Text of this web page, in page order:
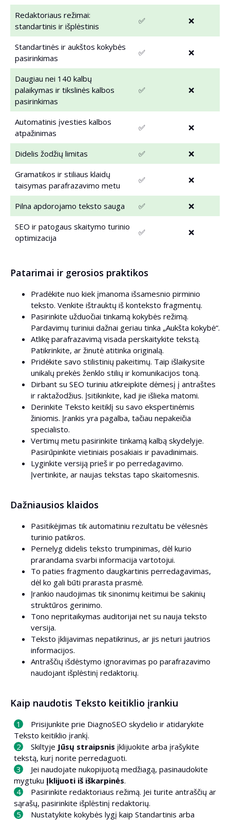
Redaktoriaus režimai:
standartinis ir išplėstinis
✅ ❌
Standartinės ir aukštos kokybės
pasirinkimas
✅ ❌
Daugiau nei 140 kalbų
palaikymas ir tikslinės kalbos
pasirinkimas
✅ ❌
Automatinis įvesties kalbos
atpažinimas
✅ ❌
Didelis žodžių limitas ✅
❌
Gramatikos ir stiliaus klaidų
taisymas parafrazavimo metu
✅ ❌
Pilna apdorojamo teksto sauga ✅
❌
SEO ir patogaus skaitymo turinio
optimizacija
✅ ❌
Patarimai ir gerosios praktikos
Pradėkite nuo kiek įmanoma išsamesnio pirminio
teksto. Venkite ištrauktų iš konteksto fragmentų.
Pasirinkite užduočiai tinkamą kokybės režimą.
Pardavimų turiniui dažnai geriau tinka „Aukšta kokybė“.
Atlikę parafrazavimą visada perskaitykite tekstą.
Patikrinkite, ar žinutė atitinka originalą.
Pridėkite savo stilistinių pakeitimų. Taip išlaikysite
unikalų prekės ženklo stilių ir komunikacijos toną.
Dirbant su SEO turiniu atkreipkite dėmesį į antraštes
ir raktažodžius. Įsitikinkite, kad jie išlieka matomi.
Derinkite Teksto keitiklį su savo ekspertinėmis
žiniomis. Įrankis yra pagalba, tačiau nepakeičia
specialisto.
Vertimų metu pasirinkite tinkamą kalbą skydelyje.
Pasirūpinkite vietiniais posakiais ir pavadinimais.
Lyginkite versiją prieš ir po perredagavimo.
Įvertinkite, ar naujas tekstas tapo skaitomesnis.
Dažniausios klaidos
Pasitikėjimas tik automatiniu rezultatu be vėlesnės
turinio patikros.
Pernelyg didelis teksto trumpinimas, dėl kurio
prarandama svarbi informacija vartotojui.
To paties fragmento daugkartinis perredagavimas,
dėl ko gali būti prarasta prasmė.
Įrankio naudojimas tik sinonimų keitimui be sakinių
struktūros gerinimo.
Tono nepritaikymas auditorijai net su nauja teksto
versija.
Teksto įklijavimas nepatikrinus, ar jis neturi jautrios
informacijos.
Antraščių išdėstymo ignoravimas po parafrazavimo
naudojant išplėstinį redaktorių.
Kaip naudotis Teksto keitiklio įrankiu
Prisijunkite prie DiagnoSEO skydelio ir atidarykite
Teksto keitiklio įrankį.
Skiltyje Jūsų straipsnis įklijuokite arba įrašykite
tekstą, kurį norite perredaguoti.
Jei naudojate nukopijuotą medžiagą, pasinaudokite
mygtuku Įklijuoti iš iškarpinės.
Pasirinkite redaktoriaus režimą. Jei turite antraščių ar
sąrašų, pasirinkite išplėstinį redaktorių.
Nustatykite kokybės lygį kaip Standartinis arba